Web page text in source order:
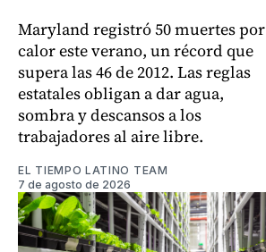
Maryland registró 50 muertes por
calor este verano, un récord que
supera las 46 de 2012. Las reglas
estatales obligan a dar agua,
sombra y descansos a los
trabajadores al aire libre.
EL TIEMPO LATINO TEAM
7 de agosto de 2026